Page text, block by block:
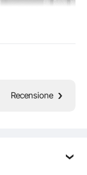
Recensione